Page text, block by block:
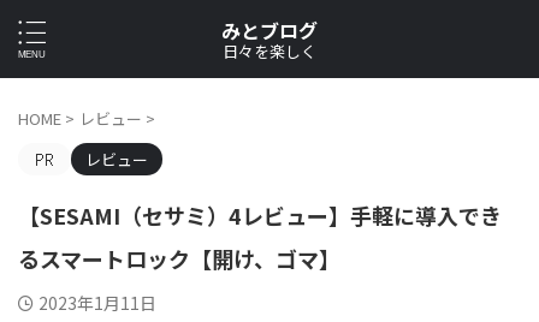
みとブログ
日々を楽しく
HOME > レビュー >
レビュー
【SESAMI（セサミ）4レビュー】手軽に導入でき
るスマートロック【開け、ゴマ】
2023年1月11日